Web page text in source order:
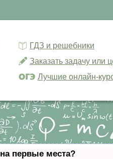
ГДЗ и решебники
Заказать задачу или
Лучшие онлайн-
первые места?